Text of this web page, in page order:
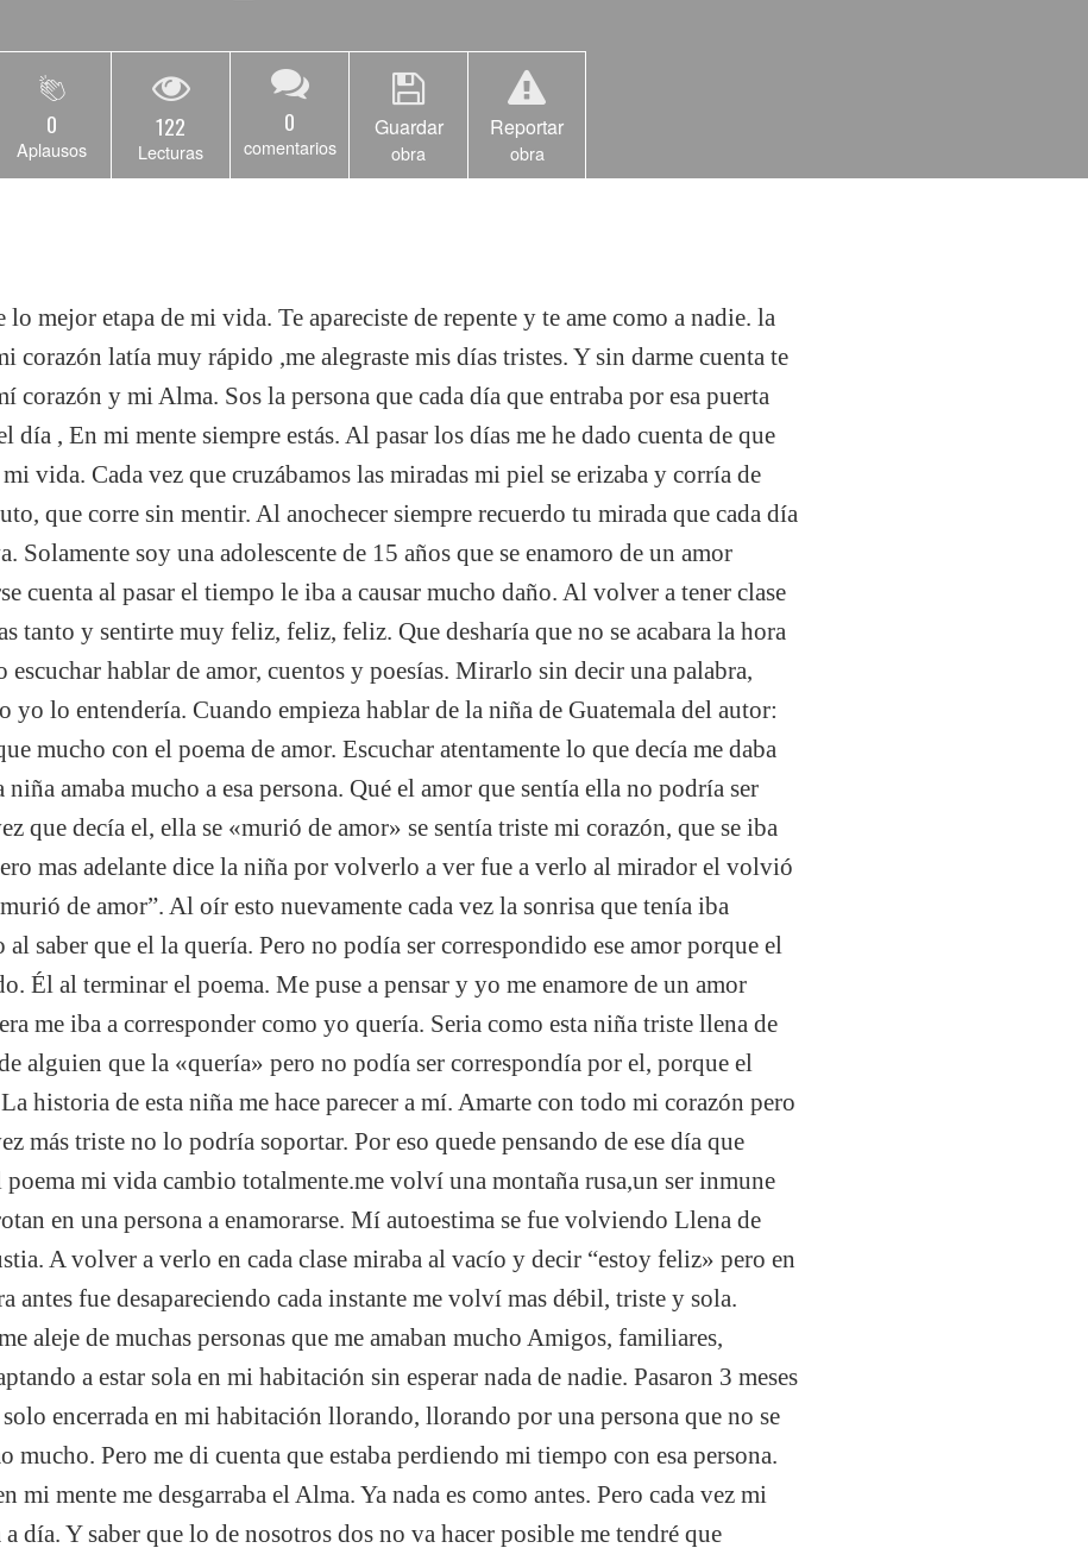
0
Aplausos
122
Lecturas
0
comentarios
Guardar
obra
Reportar
obra
mejor etapa de mi vida. Te apareciste de repente y te ame como a nadie. la
corazón latía muy rápido ,me alegraste mis días tristes. Y sin darme cuenta te
corazón y mi Alma. Sos la persona que cada día que entraba por esa puerta
día , En mi mente siempre estás. Al pasar los días me he dado cuenta de que
mi vida. Cada vez que cruzábamos las miradas mi piel se erizaba y corría de
que corre sin mentir. Al anochecer siempre recuerdo tu mirada que cada día
Solamente soy una adolescente de 15 años que se enamoro de un amor
cuenta al pasar el tiempo le iba a causar mucho daño. Al volver a tener clase
tanto y sentirte muy feliz, feliz, feliz. Que desharía que no se acabara la hora
escuchar hablar de amor, cuentos y poesías. Mirarlo sin decir una palabra,
yo lo entendería. Cuando empieza hablar de la niña de Guatemala del autor:
mucho con el poema de amor. Escuchar atentamente lo que decía me daba
amaba mucho a esa persona. Qué el amor que sentía ella no podría ser
que decía el, ella se «murió de amor» se sentía triste mi corazón, que se iba
mas adelante dice la niña por volverlo a ver fue a verlo al mirador el volvió
de amor”. Al oír esto nuevamente cada vez la sonrisa que tenía iba
al saber que el la quería. Pero no podía ser correspondido ese amor porque el
Él al terminar el poema. Me puse a pensar y yo me enamore de un amor
me iba a corresponder como yo quería. Seria como esta niña triste llena de
alguien que la «quería» pero no podía ser correspondía por el, porque el
historia de esta niña me hace parecer a mí. Amarte con todo mi corazón pero
más triste no lo podría soportar. Por eso quede pensando de ese día que
poema mi vida cambio totalmente.me volví una montaña rusa,un ser inmune
en una persona a enamorarse. Mí autoestima se fue volviendo Llena de
A volver a verlo en cada clase miraba al vacío y decir “estoy feliz» pero en
antes fue desapareciendo cada instante me volví mas débil, triste y sola.
aleje de muchas personas que me amaban mucho Amigos, familiares,
a estar sola en mi habitación sin esperar nada de nadie. Pasaron 3 meses
encerrada en mi habitación llorando, llorando por una persona que no se
mucho. Pero me di cuenta que estaba perdiendo mi tiempo con esa persona.
mi mente me desgarraba el Alma. Ya nada es como antes. Pero cada vez mi
día. Y saber que lo de nosotros dos no va hacer posible me tendré que